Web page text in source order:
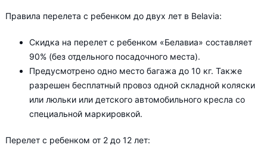
Правила перелета с ребенком до двух лет в Belavia:
Скидка на перелет с ребенком «Белавиа» составляет
90% (без отдельного посадочного места).
Предусмотрено одно место багажа до 10 кг. Также
разрешен бесплатный провоз одной складной коляски
или люльки или детского автомобильного кресла со
специальной маркировкой.
Перелет с ребенком от 2 до 12 лет: